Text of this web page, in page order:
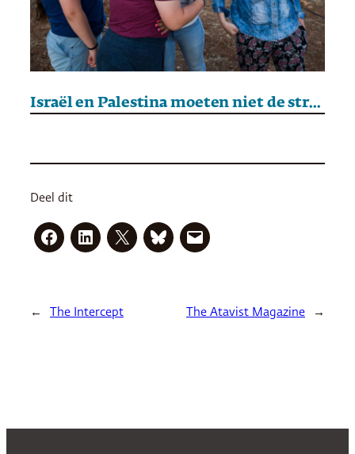
Israël en Palestina moeten niet de strijd maar de dialoog aangaan
Deel dit
← The Intercept The Atavist Magazine →